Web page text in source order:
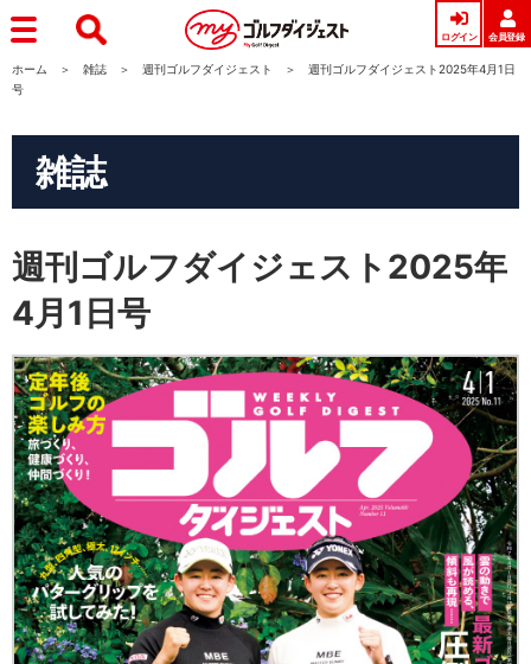
ログイン 会員登録
ホーム 雑誌 週刊ゴルフダイジェスト
週刊ゴルフダイジェスト2025年4月1日
号
雑誌
週刊ゴルフダイジェスト2025年
4月1日号